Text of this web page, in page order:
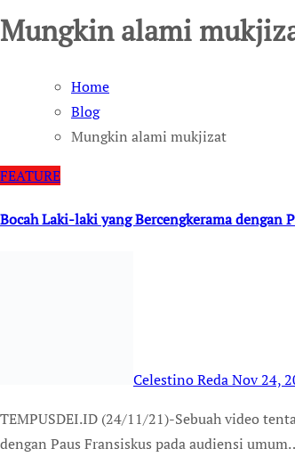
Mungkin alami
Home
Blog
Mungkin alami mukjizat
FEATURE
Bocah Laki-laki yang Bercengkerama
Celestino RedaNov 24,
TEMPUSDEI.ID (24/11/21)-Sebuah video tentang seorang bocah yang naik ke panggung dan bercengkerama
dengan Paus Fransiskus pada audiensi